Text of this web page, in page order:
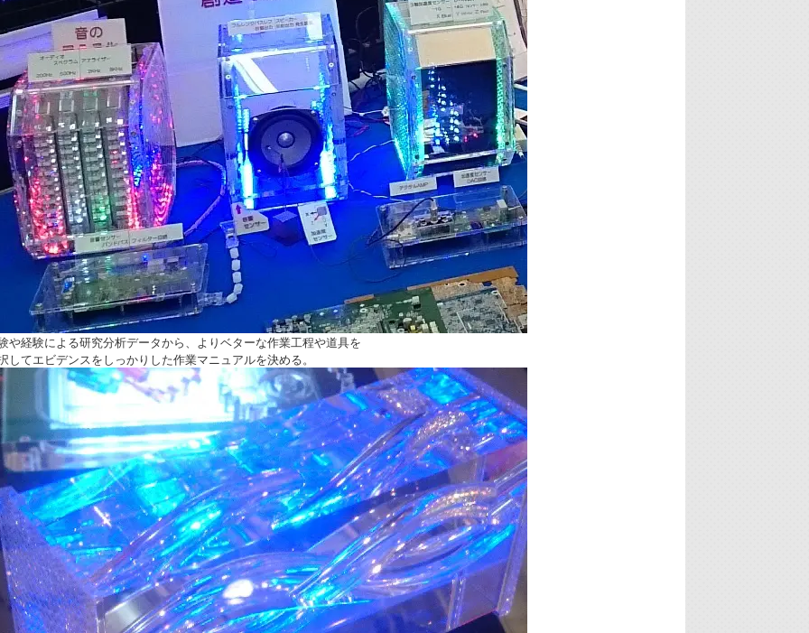
や経験による研究分析データから、よりベターな作業工程や道具を
してエビデンスをしっかりした作業マニュアルを決める。